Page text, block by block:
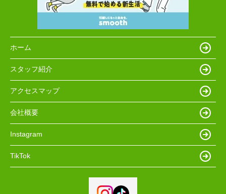
ホーム
スタッフ紹介
アクセスマップ
会社概要
Instagram
TikTok